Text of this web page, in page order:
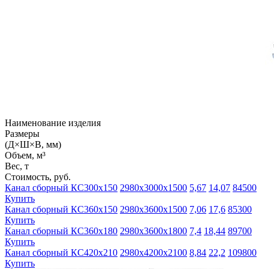
Наименование изделия
Размеры
(Д×Ш×В, мм)
Объем, м³
Вес, т
Стоимость, руб.
Канал сборный КС300х150 2980х3000х1500 5,67 14,07 84500
Купить
Канал сборный КС360х150 2980х3600х1500 7,06 17,6 85300
Купить
Канал сборный КС360х180 2980х3600х1800 7,4 18,44 89700
Купить
Канал сборный КС420х210 2980х4200х2100 8,84 22,2 109800
Купить